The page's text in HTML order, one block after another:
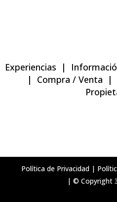
Experiencias |
| Compra / Venta |
Política de Privacidad |
| © Copyright